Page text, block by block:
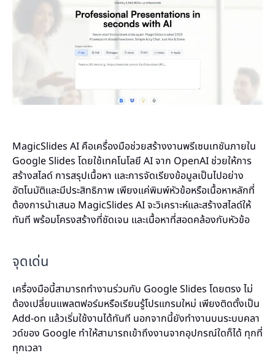
MagicSlides AI คือเครื่องมือช่วยสร้างงานพรีเซนเทชันภายใน
Google Slides โดยใช้เทคโนโลยี AI จาก OpenAI ช่วยให้การ
สร้างสไลด์ การสรุปเนื้อหา และการจัดเรียงข้อมูลเป็นไปอย่าง
อัตโนมัติและมีประสิทธิภาพ เพียงแค่พิมพ์หัวข้อหรือเนื้อหาหลักที่
ต้องการนำเสนอ MagicSlides AI จะวิเคราะห์และสร้างสไลด์ให้
ทันที พร้อมโครงสร้างที่ชัดเจน และเนื้อหาที่สอดคล้องกับหัวข้อ
จุดเด่น
เครื่องมือนี้สามารถทำงานร่วมกับ Google Slides โดยตรง ไม่
ต้องเปลี่ยนแพลตฟอร์มหรือเรียนรู้โปรแกรมใหม่ เพียงติดตั้งเป็น
Add-on แล้วเริ่มใช้งานได้ทันที นอกจากนี้ยังทำงานบนระบบคลา
วด์ของ Google ทำให้สามารถเข้าถึงงานจากอุปกรณ์ใดก็ได้ ทุกที่
ทุกเวลา